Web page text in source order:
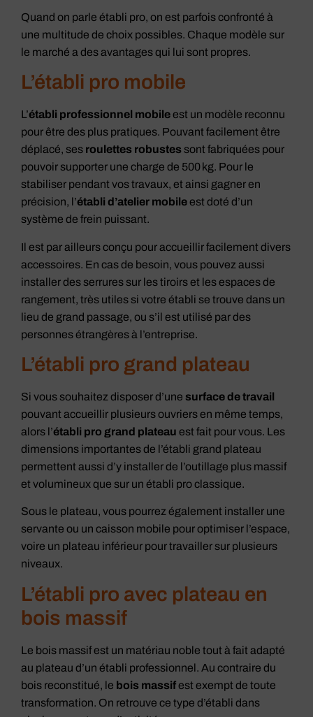
Quand on parle établi pro, on est parfois confronté à
une multitude de choix possibles. Chaque modèle sur
le marché a des avantages qui lui sont propres.
L’établi pro mobile
L’établi professionnel mobileest un modèle reconnu
pour être des plus pratiques. Pouvant facilement être
déplacé, ses roulettes robustes sont fabriquées pour
pouvoir supporter une charge de 500 kg. Pour le
stabiliser pendant vos travaux, et ainsi gagner en
précision, l’établi d’atelier mobileest doté d’un
système de frein puissant.
Il est par ailleurs conçu pour accueillir facilement divers
accessoires. En cas de besoin, vous pouvez aussi
installer des serrures sur les tiroirs et les espaces de
rangement, très utiles si votre établi se trouve dans un
lieu de grand passage, ou s’il est utilisé par des
personnes étrangères à l’entreprise.
L’établi pro grand plateau
Si vous souhaitez disposer d’une surface de travail
pouvant accueillir plusieurs ouvriers en même temps,
alors l’établi pro grand plateau est fait pour vous. Les
dimensions importantes de l’établi grand plateau
permettent aussi d’y installer de l’outillage plus massif
et volumineux que sur un établi pro classique.
Sous le plateau, vous pourrez également installer une
servante ou un caisson mobile pour optimiser l’espace,
voire un plateau inférieur pour travailler sur plusieurs
niveaux.
L’établi pro avec plateau en
bois massif
Le bois massif est un matériau noble tout à fait adapté
au plateau d’un établi professionnel. Au contraire du
bois reconstitué, le bois massifest exempt de toute
transformation. On retrouve ce type d’établi dans